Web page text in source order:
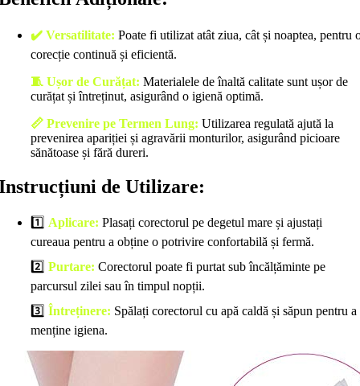
✔️ Versatilitate: Poate fi utilizat atât ziua, cât și noaptea, pentru
corecție continuă și eficientă.
🧵 Ușor de Curățat: Materialele de înaltă calitate sunt ușor de
curățat și întreținut, asigurând o igienă optimă.
📏 Prevenire pe Termen Lung: Utilizarea regulată ajută la
prevenirea apariției și agravării monturilor, asigurând picioare
sănătoase și fără dureri.
de Utilizare:
1️⃣ Aplicare: Plasați corectorul pe degetul mare și ajustați
cureaua pentru a obține o potrivire confortabilă și fermă.
2️⃣ Purtare: Corectorul poate fi purtat sub încălțăminte pe
parcursul zilei sau în timpul nopții.
3️⃣ Întreținere: Spălați corectorul cu apă caldă și săpun pentru a
menține igiena.